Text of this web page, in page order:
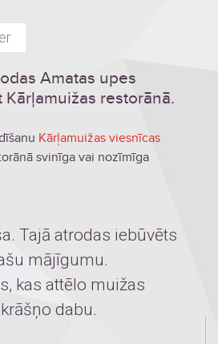
Amatas upes
restorānā.
Kārļamuižas viesnīcas
svinīga vai nozīmīga
Tajā atrodas iebūvēts
mājīgumu.
kas attēlo muižas
dabu.